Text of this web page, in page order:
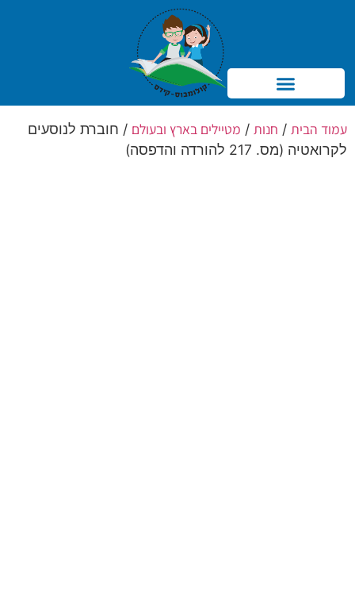
עמוד הבית / חנות / מטיילים בארץ ובעולם / חוברת לנוסעים
לקרואטיה (מס. 217 להורדה והדפסה)